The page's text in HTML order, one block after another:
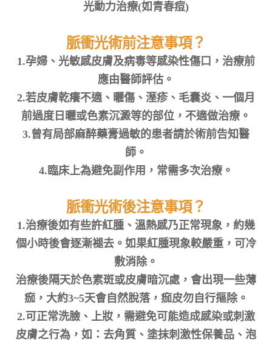
光動力治療(如青春痘)
脈衝光術前注意事項？
1.孕婦、光敏感皮膚及病毒等感染性傷口，治療前
應由醫師評估。
2.若皮膚乾癢不適、曬傷、溼疹、毛囊炎、一個月
前過度日曬或色素沉澱等的部位，不適做治療。
3.曾有局部麻醉藥膏過敏的患者請於術前告知醫
師。
4.臨床上為避免副作用，常需多次治療。
脈衝光術後注意事項？
1.治療後如有些許紅腫、溫熱感乃正常現象，約幾
個小時後會逐漸褪去。如果紅腫現象較嚴重，可冷
敷消除。
治療後隔天於色素斑或皮膚暗沉處，會出現一些薄
痂，大約3~5天會自然脫落，痂皮勿自行摳除。
2.可正常洗臉、上妝，需避免可能造成感染或刺激
皮膚之行為，如：去角質、塗抹刺激性保養品、泡